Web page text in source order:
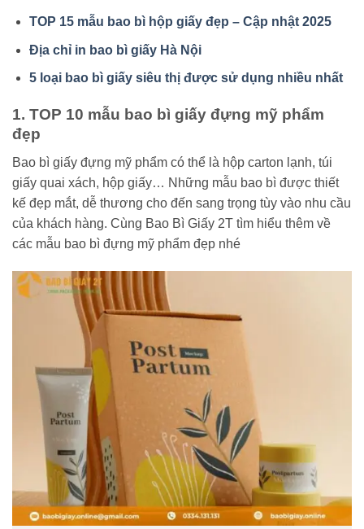
TOP 15 mẫu bao bì hộp giấy đẹp – Cập nhật 2025
Địa chỉ in bao bì giấy Hà Nội
5 loại bao bì giấy siêu thị được sử dụng nhiều nhất
1. TOP 10 mẫu bao bì giấy đựng mỹ phẩm
đẹp
Bao bì giấy đựng mỹ phẩm có thể là hộp carton lạnh, túi
giấy quai xách, hộp giấy… Những mẫu bao bì được thiết
kế đẹp mắt, dễ thương cho đến sang trọng tùy vào nhu cầu
của khách hàng. Cùng Bao Bì Giấy 2T tìm hiểu thêm về
các mẫu bao bì đựng mỹ phẩm đẹp nhé